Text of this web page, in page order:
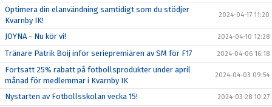
Optimera din elanvändning samtidigt som du stödjer
Kvarnby IK!
2024-04-17 11:20
JOYNA - Nu kör vi! 2024-04-10 12:28
Tränare Patrik Boij inför seriepremiären av SM för F17 2024-04-06 16:18
Fortsatt 25% rabatt på fotbollsprodukter under april
månad för medlemmar i Kvarnby IK
2024-04-03 09:54
Nystarten av Fotbollsskolan vecka 15! 2024-03-28 10:27